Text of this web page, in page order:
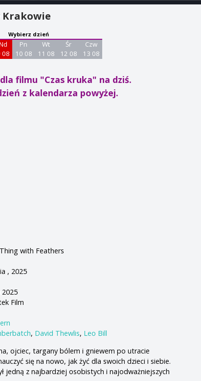
Krakowie
Wybierz dzień
08
Pn
10 08
Wt
11 08
Śr
12 08
Czw
13 08
filmu "Czas kruka" na dziś.
z kalendarza powyżej.
with Feathers
, 2025
Film
, David Thewlis, Leo Bill
ojciec, targany bólem i gniewem po utracie
się na nowo, jak żyć dla swoich dzieci i siebie.
jedną z najbardziej osobistych i najodważniejszych